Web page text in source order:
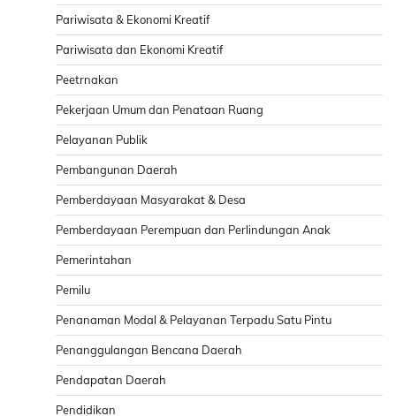
Pariwisata & Ekonomi Kreatif
Pariwisata dan Ekonomi Kreatif
Peetrnakan
Pekerjaan Umum dan Penataan Ruang
Pelayanan Publik
Pembangunan Daerah
Pemberdayaan Masyarakat & Desa
Pemberdayaan Perempuan dan Perlindungan Anak
Pemerintahan
Pemilu
Penanaman Modal & Pelayanan Terpadu Satu Pintu
Penanggulangan Bencana Daerah
Pendapatan Daerah
Pendidikan